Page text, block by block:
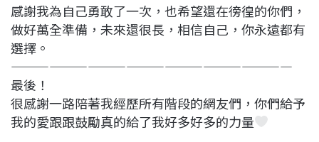
感謝我為自己勇敢了一次，也希望還在徬徨的你們，
做好萬全準備，未來還很長，相信自己，你永遠都有
選擇。
——————————————————————
最後！
很感謝一路陪著我經歷所有階段的網友們，你們給予
我的愛跟跟鼓勵真的給了我好多好多的力量